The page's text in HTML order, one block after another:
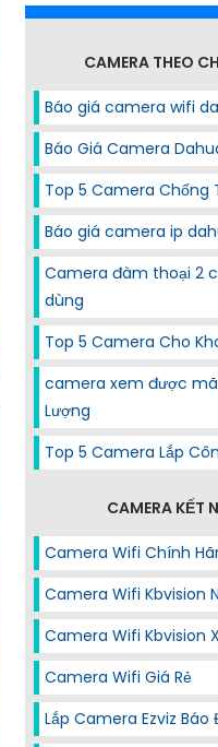
CAMERA THEO
Báo giá camera wifi
Báo Giá Camera
Top 5 Camera Chống
Báo giá camera ip
Camera đàm thoại 2
dùng
Top 5 Camera Cho
camera xem được
Lượng
Top 5 Camera Lắp
CAMERA KẾT
Camera Wifi Chính
Camera Wifi Kbvision
Camera Wifi Kbvision
Camera Wifi Giá Rẻ
Lắp Camera Ezviz Báo